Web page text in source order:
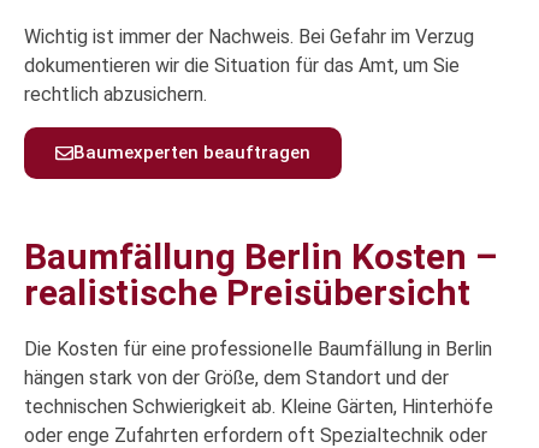
Wichtig ist immer der Nachweis. Bei Gefahr im Verzug
dokumentieren wir die Situation für das Amt, um Sie
rechtlich abzusichern.
Baumexperten beauftragen
Baumfällung Berlin Kosten –
realistische Preisübersicht
Die Kosten für eine professionelle Baumfällung in Berlin
hängen stark von der Größe, dem Standort und der
technischen Schwierigkeit ab. Kleine Gärten, Hinterhöfe
oder enge Zufahrten erfordern oft Spezialtechnik oder